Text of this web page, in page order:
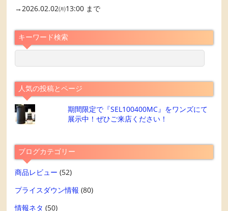
→2026.02.02㈪13:00 まで
キーワード検索
人気の投稿とページ
期間限定で『SEL100400MC』をワンズにて
展示中！ぜひご来店ください！
ブログカテゴリー
商品レビュー (52)
プライスダウン情報 (80)
情報ネタ (50)